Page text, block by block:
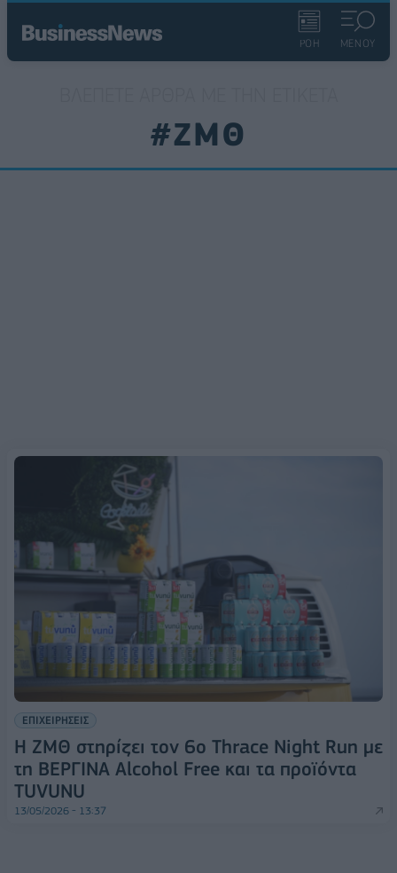
ΡΟΗ ΜΕΝΟΥ
#ΖΜΘ
ΕΠΙΧΕΙΡΗΣΕΙΣ
Η ΖΜΘ στηρίζει τον 6ο Thrace Night Run με
τη ΒΕΡΓΙΝΑ Alcohol Free και τα προϊόντα
TUVUNU
13/05/2026 - 13:37